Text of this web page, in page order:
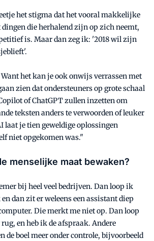
het stigma dat het vooral makkelijke
die herhalend zijn op zich neemt,
is. Maar dan zeg ik: '2018 wil zijn
het kan je ook onwijs verrassen met
zien dat ondersteuners op grote schaal
of ChatGPT zullen inzetten om
teksten anders te verwoorden of leuker
laat je tien geweldige oplossingen
niet opgekomen was."
menselijke maat bewaken?
bij heel veel bedrijven. Dan loop ik
dan zit er weleens een assistant diep
Die merkt me niet op. Dan loop
en heb ik de afspraak. Andere
de boel meer onder controle, bijvoorbeeld